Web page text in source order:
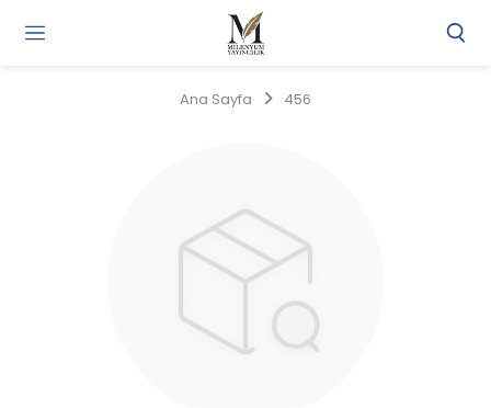
Ana Sayfa 456